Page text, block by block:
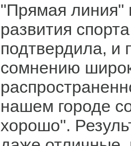
"Прямая линия"
развития
подтвердила, и
сомнению
нашем городе
хорошо".